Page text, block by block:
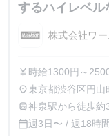
するハイレベル
株式会社ワー
currency_yen 時給1300円～
place東京都渋谷区円
train神泉駅から徒歩約
calendar_today週3日〜 / 週18時